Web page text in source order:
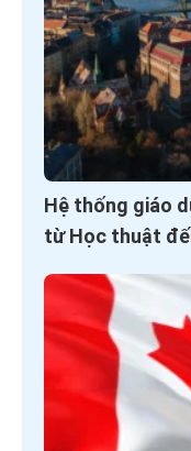
Hệ thống giáo
từ Học thuật